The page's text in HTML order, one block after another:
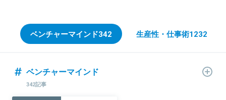
ベンチャーマインド342 生産性・仕事術1232
ベンチャーマインド
342記事